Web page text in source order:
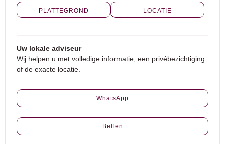
PLATTEGROND LOCATIE
Uw lokale adviseur
Wij helpen u met volledige informatie, een privébezichtiging
of de exacte locatie.
WhatsApp
Bellen